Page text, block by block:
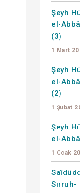
Şeyh
el-
(3)
1 Mart
Şeyh
el-
(2)
1 Şubat
Şeyh
el-
1 Ocak
Sırruh-